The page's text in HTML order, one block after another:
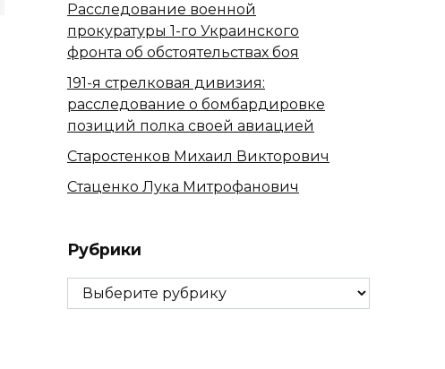
Расследование военной
прокуратуры 1-го Украинского
фронта об обстоятельствах боя
191-я стрелковая дивизия:
расследование о бомбардировке
позиций полка своей авиацией
Старостенков Михаил Викторович
Стаценко Лука Митрофанович
Рубрики
Рубрики